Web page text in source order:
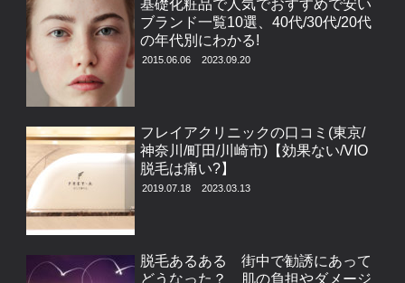
基礎化粧品で人気でおすすめで安い
ブランド一覧10選、40代/30代/20代
の年代別にわかる!
2015.06.06 2023.09.20
フレイアクリニックの口コミ(東京/
神奈川/町田/川崎市)【効果ない/VIO
脱毛は痛い?】
2019.07.18 2023.03.13
脱毛あるある 街中で勧誘にあって
どうなった？ 肌の負担やダメージ